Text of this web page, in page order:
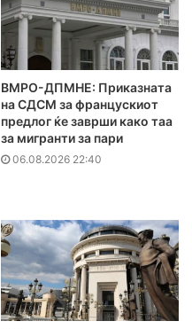
ВМРО-ДПМНЕ: Приказната
на СДСМ за францускиот
предлог ќе заврши како таа
за мигранти за пари
06.08.2026 22:40